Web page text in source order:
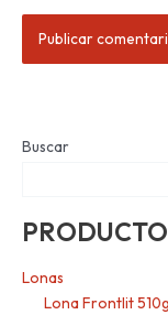
Buscar
Lonas
Lona Frontlit